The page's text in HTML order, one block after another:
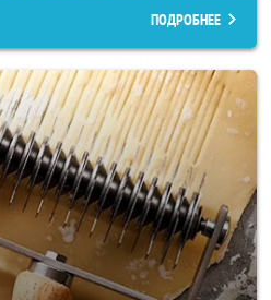
ПОДРОБНЕЕ